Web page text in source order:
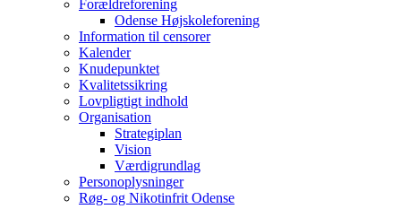
Forældreforening
Odense Højskoleforening
Information til censorer
Kalender
Knudepunktet
Kvalitetssikring
Lovpligtigt indhold
Organisation
Strategiplan
Vision
Værdigrundlag
Personoplysninger
Røg- og Nikotinfrit Odense